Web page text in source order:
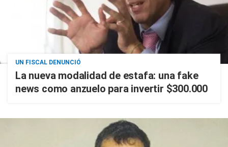
UN FISCAL DENUNCIÓ
La nueva modalidad de estafa: una fake
news como anzuelo para invertir $300.000